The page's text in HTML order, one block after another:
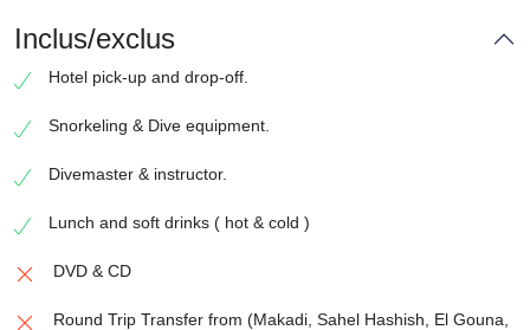
Inclus/exclus
Hotel pick-up and drop-off.
Snorkeling & Dive equipment.
Divemaster & instructor.
Lunch and soft drinks ( hot & cold )
DVD & CD
Round Trip Transfer from (Makadi, Sahel Hashish, El Gouna,